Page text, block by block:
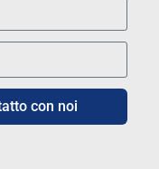
con noi